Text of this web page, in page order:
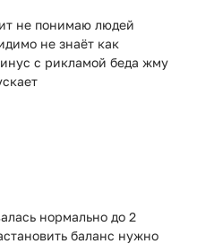
не понимаю людей
не знаёт как
с рикламой беда жму
нормально до 2
баланс нужно